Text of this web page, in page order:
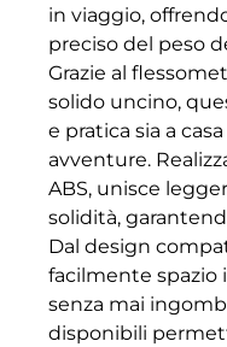
in viaggio,
preciso del peso
Grazie al
solido uncino,
e pratica sia a
avventure.
ABS, unisce
solidità,
Dal design
facilmente spazio
senza mai
disponibili